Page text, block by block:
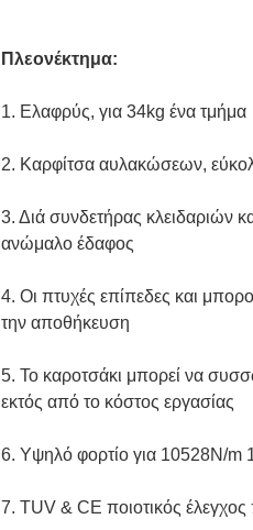
Πλεονέκτημα:
1. Ελαφρύς, για 34kg ένα τμήμα
2. Καρφίτσα αυλακώσεων,
3. Διά συνδετήρας κλειδαριών
ανώμαλο έδαφος
4. Οι πτυχές επίπεδες και
την αποθήκευση
5. Το καροτσάκι μπορεί να
εκτός από το κόστος εργασίας
6. Υψηλό φορτίο για 10528N/m
7. TUV & CE ποιοτικός έλεγχος